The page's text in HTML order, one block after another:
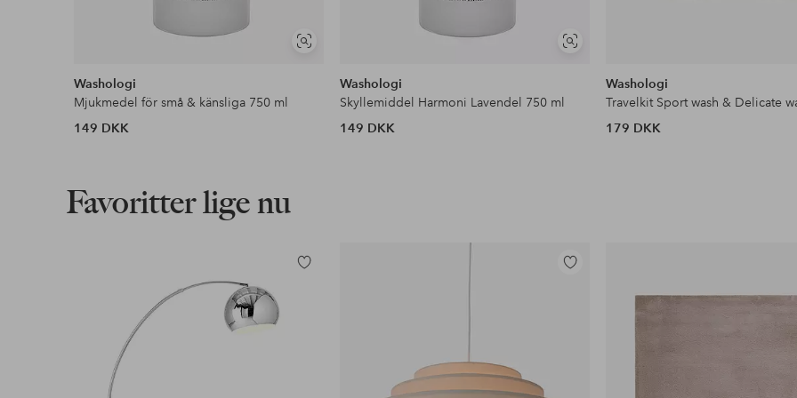
Se
Washologi
Mjukmedel för små & känsliga 750 ml
149 DKK
Se
Washologi
Skyllemiddel Harmoni Lavendel 750 ml
149 DKK
Washologi
Travelkit Sport wash & Delicate
179 DKK
Favoritter lige nu
Tilføj
Tilføj